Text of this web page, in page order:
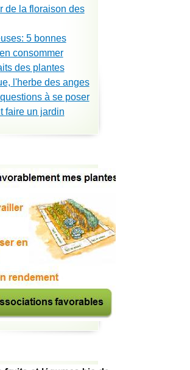
de la floraison des
5 bonnes
consommer
des plantes
l'herbe des anges
à se poser
faire un jardin